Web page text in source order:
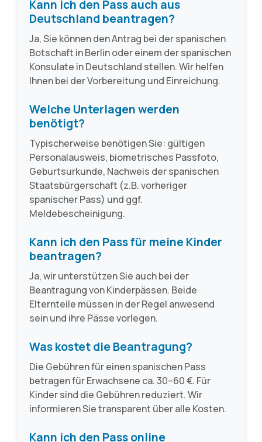
Kann ich den Pass auch aus
Deutschland beantragen?
Ja, Sie können den Antrag bei der spanischen
Botschaft in Berlin oder einem der spanischen
Konsulate in Deutschland stellen. Wir helfen
Ihnen bei der Vorbereitung und Einreichung.
Welche Unterlagen werden
benötigt?
Typischerweise benötigen Sie: gültigen
Personalausweis, biometrisches Passfoto,
Geburtsurkunde, Nachweis der spanischen
Staatsbürgerschaft (z.B. vorheriger
spanischer Pass) und ggf.
Meldebescheinigung.
Kann ich den Pass für meine Kinder
beantragen?
Ja, wir unterstützen Sie auch bei der
Beantragung von Kinderpässen. Beide
Elternteile müssen in der Regel anwesend
sein und ihre Pässe vorlegen.
Was kostet die Beantragung?
Die Gebühren für einen spanischen Pass
betragen für Erwachsene ca. 30–60 €. Für
Kinder sind die Gebühren reduziert. Wir
informieren Sie transparent über alle Kosten.
Kann ich den Pass online